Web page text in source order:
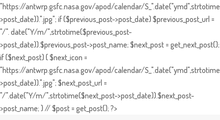
"https://antwrp.gsfc.nasa.gov/apod/calendar/
>post_date)).".jpg"; if ($previous_post->post_date) $previous_post_url =
"/". date("Y/m/",strtotime($previous_post-
>post_date)).$previous_post->post_name; $next_post = get_next_post();
if ($next_post) { $next_icon =
"https://antwrp.gsfc.nasa.gov/apod/calendar/
>post_date)).".jpg"; $next_post_url =
"/".date("Y/m/",strtotime($next_post->post_date)).$next_post-
>post_name; } // $post = get_post(); ?>